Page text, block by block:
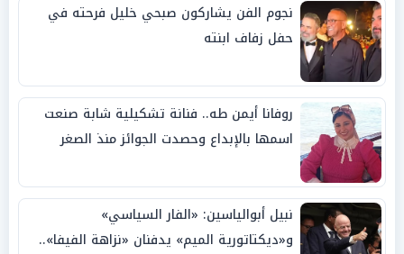
نجوم الفن يشاركون صبحي خليل فرحته في
حفل زفاف ابنته
روفانا أيمن طه.. فنانة تشكيلية شابة صنعت
اسمها بالإبداع وحصدت الجوائز منذ الصغر
نبيل أبوالياسين: «الفار السياسي»
و«ديكتاتورية الميم» يدفنان «نزاهة الفيفا»..